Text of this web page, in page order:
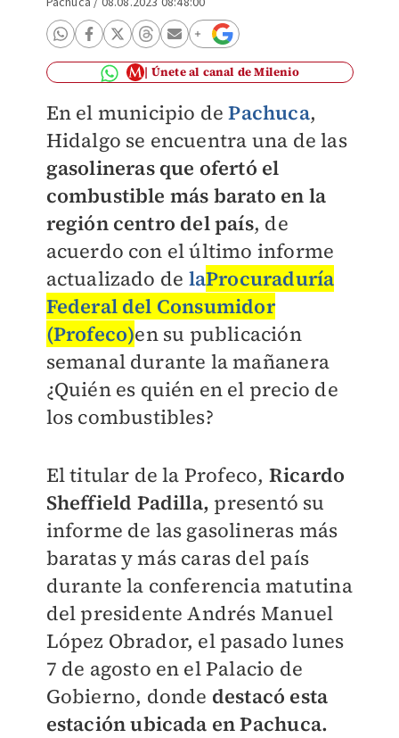
Únete al canal de Milenio
En el municipio dePachuca,
Hidalgo se encuentra una de las
gasolineras que ofertó el
combustible más barato en la
región centro del país, de
acuerdo con el último informe
actualizado de laProcuraduría
Federal del Consumidor
(Profeco)en su publicación
semanal durante la mañanera
¿Quién es quién en el precio de
los combustibles?
El titular de la Profeco, Ricardo
Sheffield Padilla, presentó su
informe de las gasolineras más
baratas y más caras del país
durante la conferencia matutina
del presidente Andrés Manuel
López Obrador, el pasado lunes
7 de agosto en el Palacio de
Gobierno, donde destacó esta
estación ubicada en Pachuca.